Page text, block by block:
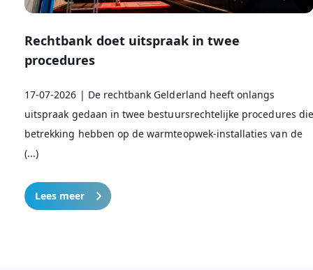
Rechtbank doet uitspraak in twee
procedures
17-07-2026 | De rechtbank Gelderland heeft onlangs
uitspraak gedaan in twee bestuursrechtelijke procedures die
betrekking hebben op de warmteopwek-installaties van de
(...)
Lees meer